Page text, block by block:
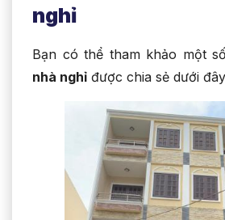
nghỉ
Bạn có thể tham khảo một
nhà nghỉ được chia sẻ dưới